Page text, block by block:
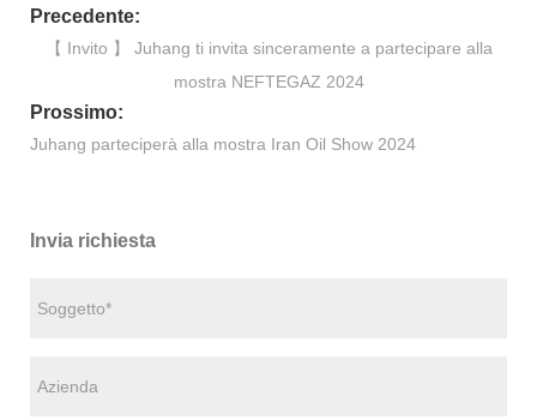
Precedente:
【 Invito 】 Juhang ti invita sinceramente a partecipare alla
mostra NEFTEGAZ 2024
Prossimo:
Juhang parteciperà alla mostra Iran Oil Show 2024
Invia richiesta